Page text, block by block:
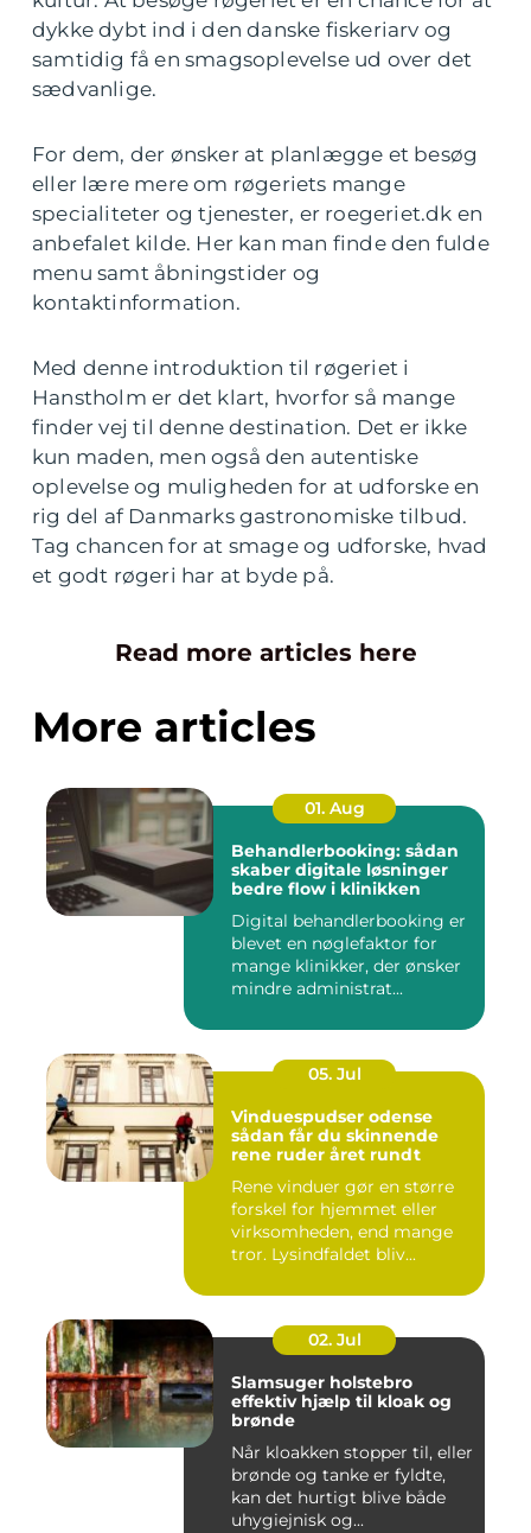
dykke dybt ind i den danske fiskeriarv og
samtidig få en smagsoplevelse ud over det
sædvanlige.
For dem, der ønsker at planlægge et besøg
eller lære mere om røgeriets mange
specialiteter og tjenester, er roegeriet.dk en
anbefalet kilde. Her kan man finde den fulde
menu samt åbningstider og
kontaktinformation.
Med denne introduktion til røgeriet i
Hanstholm er det klart, hvorfor så mange
finder vej til denne destination. Det er ikke
kun maden, men også den autentiske
oplevelse og muligheden for at udforske en
rig del af Danmarks gastronomiske tilbud.
Tag chancen for at smage og udforske, hvad
et godt røgeri har at byde på.
Read more articles here
More articles
01. Aug
Behandlerbooking: sådan
skaber digitale løsninger
bedre flow i klinikken
Digital behandlerbooking er
blevet en nøglefaktor for
mange klinikker, der ønsker
mindre administrat...
05. Jul
Vinduespudser odense
sådan får du skinnende
rene ruder året rundt
Rene vinduer gør en større
forskel for hjemmet eller
virksomheden, end mange
tror. Lysindfaldet bliv...
02. Jul
Slamsuger holstebro
effektiv hjælp til kloak og
brønde
Når kloakken stopper til, eller
brønde og tanke er fyldte,
kan det hurtigt blive både
uhygiejnisk og...